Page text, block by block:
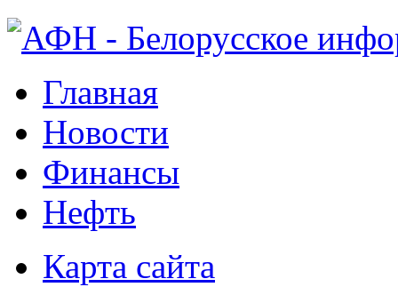
Главная
Новости
Финансы
Нефть
Карта сайта